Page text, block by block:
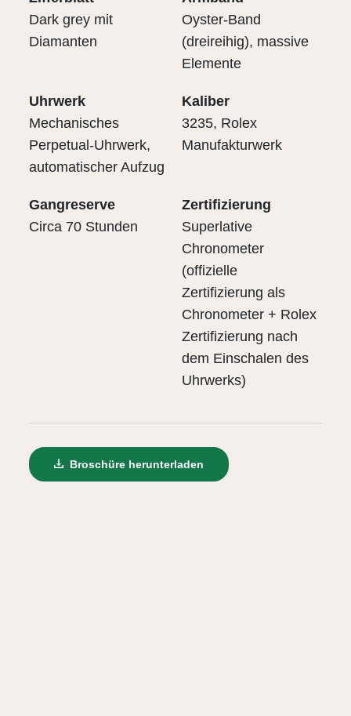
Dark grey mit
Diamanten
Oyster-Band
(dreireihig), massive
Elemente
Uhrwerk
Mechanisches
Perpetual-Uhrwerk,
automatischer Aufzug
Kaliber
3235, Rolex
Manufakturwerk
Gangreserve
Circa 70 Stunden
Zertifizierung
Superlative
Chronometer
(offizielle
Zertifizierung als
Chronometer + Rolex
Zertifizierung nach
dem Einschalen des
Uhrwerks)
Broschüre herunterladen